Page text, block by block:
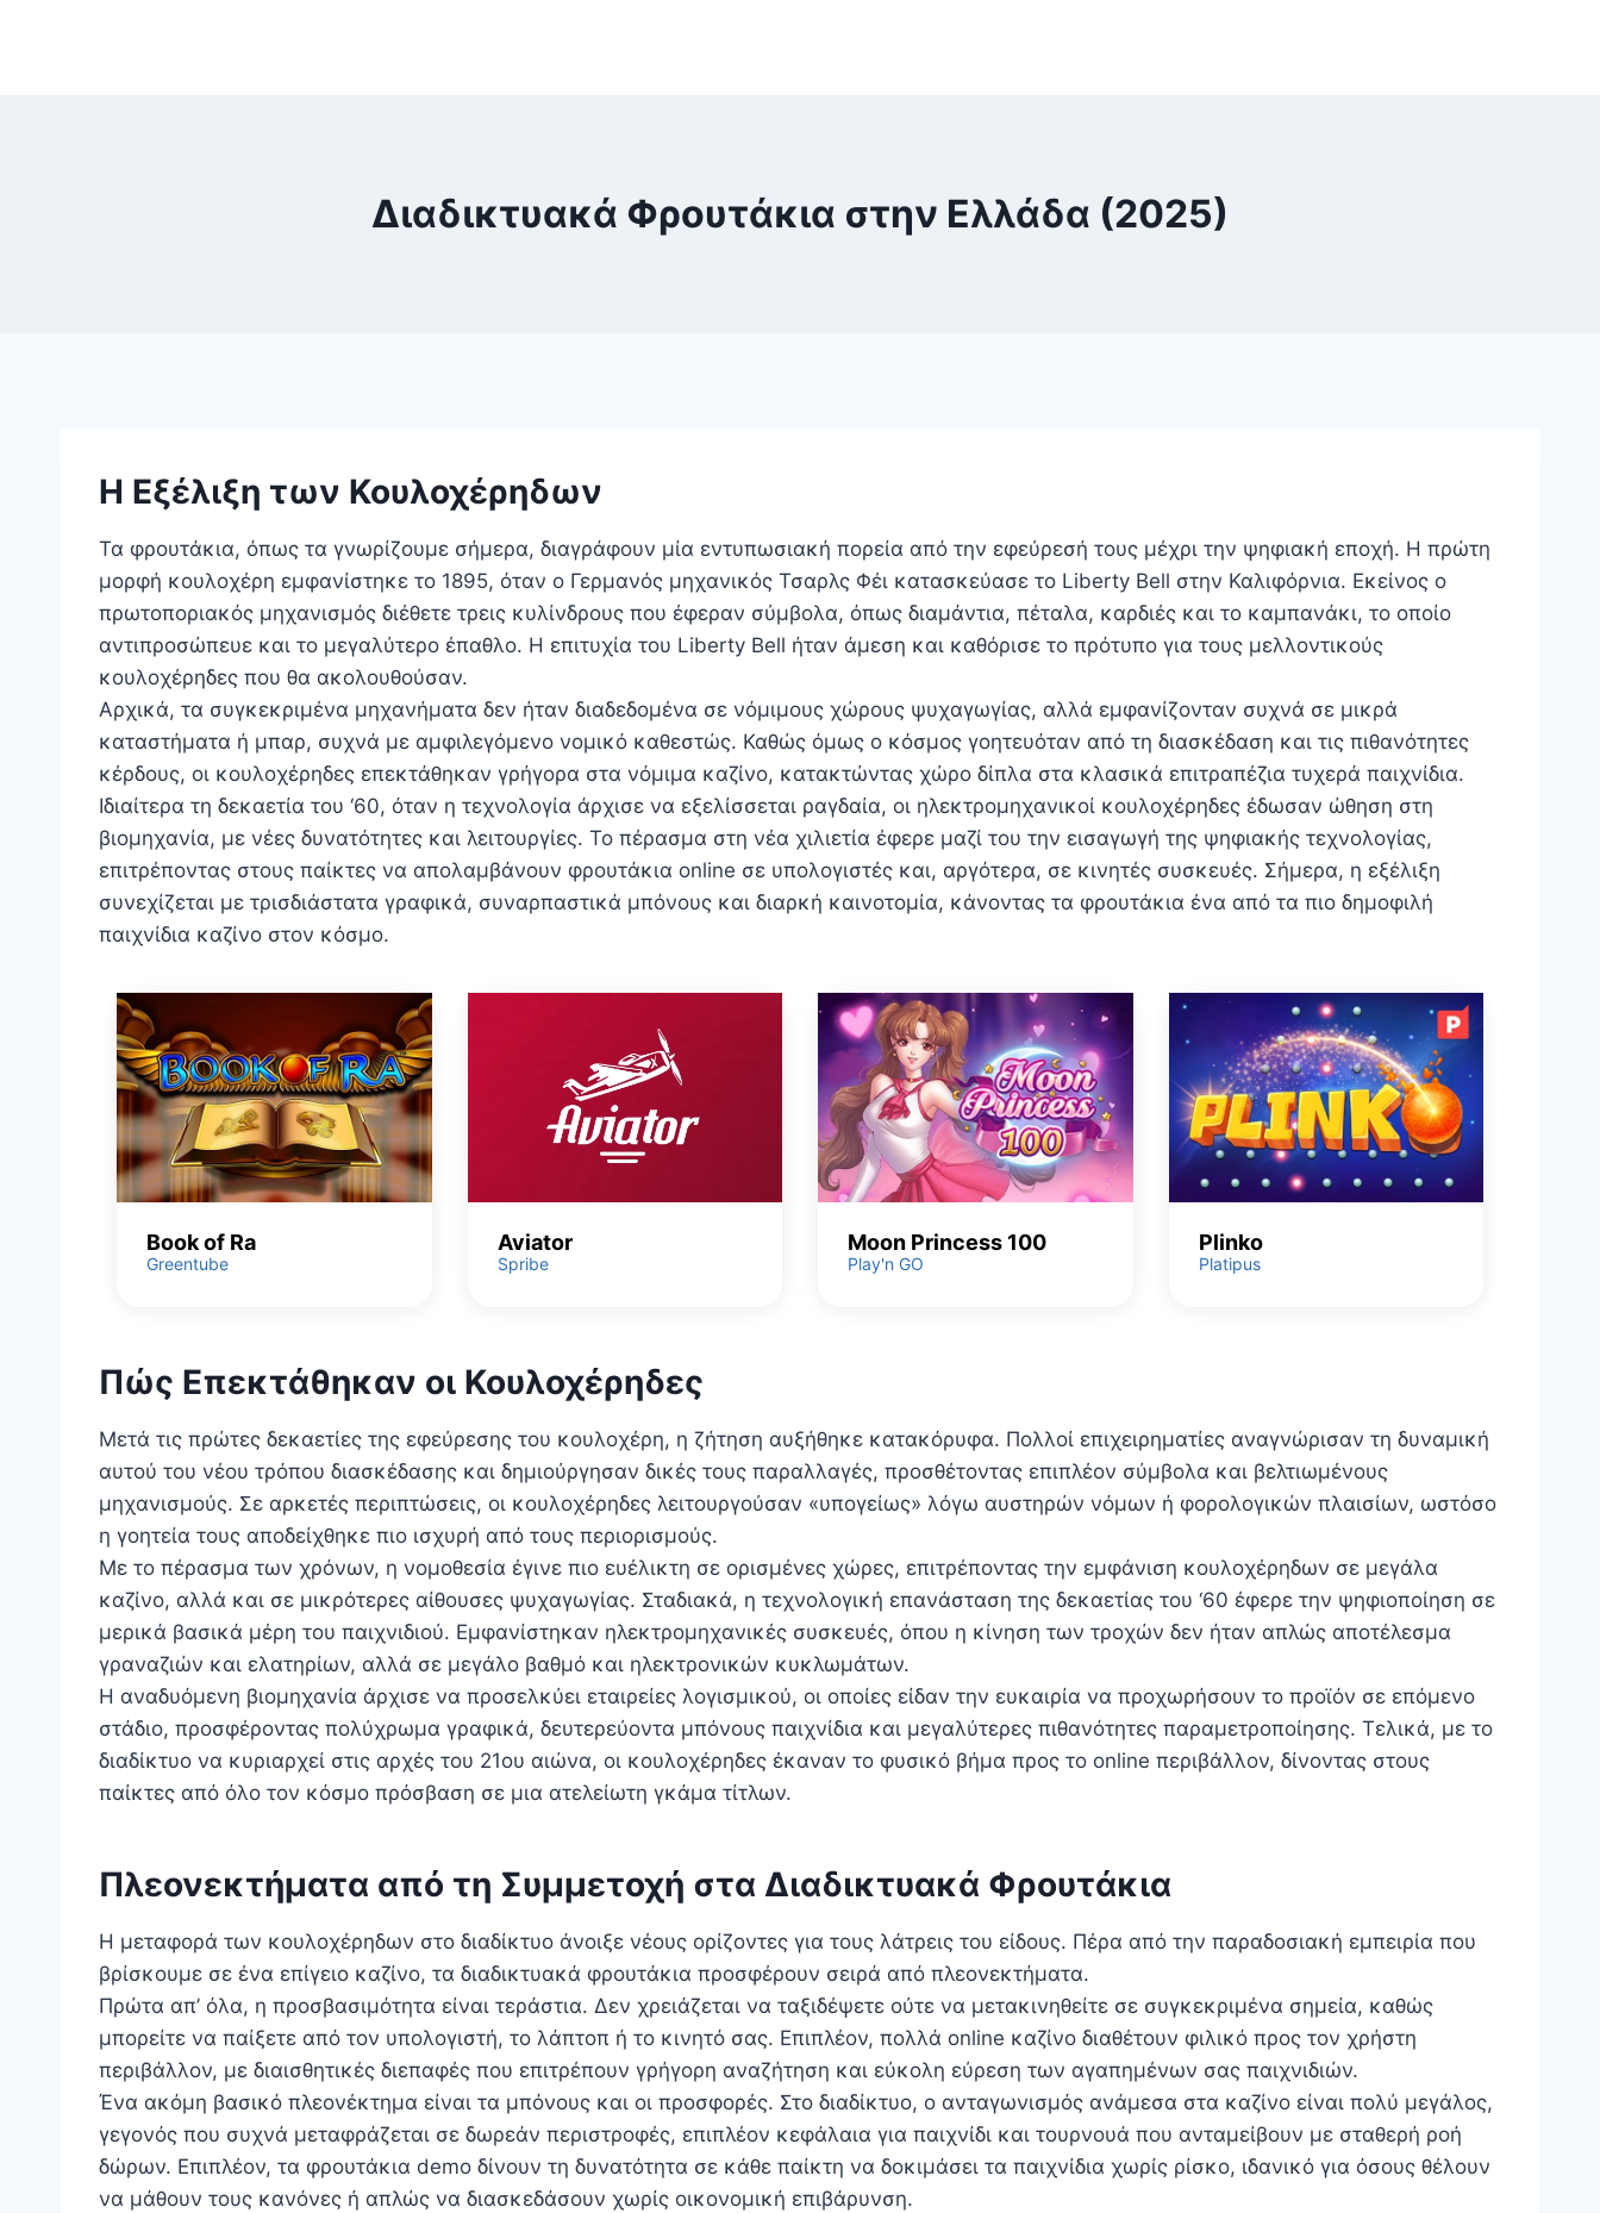
Διαδικτυακά Φρουτάκια στην Ελλάδα (2025)
Η Εξέλιξη των Κουλοχέρηδων
Τα φρουτάκια, όπως τα γνωρίζουμε σήμερα, διαγράφουν μία εντυπωσιακή πορεία από την εφεύρεσή τους μέχρι την ψηφιακή εποχή. Η πρώτη
μορφή κουλοχέρη εμφανίστηκε το 1895, όταν ο Γερμανός μηχανικός Τσαρλς Φέι κατασκεύασε το Liberty Bell στην Καλιφόρνια. Εκείνος ο
πρωτοποριακός μηχανισμός διέθετε τρεις κυλίνδρους που έφεραν σύμβολα, όπως διαμάντια, πέταλα, καρδιές και το καμπανάκι, το οποίο
αντιπροσώπευε και το μεγαλύτερο έπαθλο. Η επιτυχία του Liberty Bell ήταν άμεση και καθόρισε το πρότυπο για τους μελλοντικούς
κουλοχέρηδες που θα ακολουθούσαν.
Αρχικά, τα συγκεκριμένα μηχανήματα δεν ήταν διαδεδομένα σε νόμιμους χώρους ψυχαγωγίας, αλλά εμφανίζονταν συχνά σε μικρά
καταστήματα ή μπαρ, συχνά με αμφιλεγόμενο νομικό καθεστώς. Καθώς όμως ο κόσμος γοητευόταν από τη διασκέδαση και τις πιθανότητες
κέρδους, οι κουλοχέρηδες επεκτάθηκαν γρήγορα στα νόμιμα καζίνο, κατακτώντας χώρο δίπλα στα κλασικά επιτραπέζια τυχερά παιχνίδια.
Ιδιαίτερα τη δεκαετία του ‘60, όταν η τεχνολογία άρχισε να εξελίσσεται ραγδαία, οι ηλεκτρομηχανικοί κουλοχέρηδες έδωσαν ώθηση στη
βιομηχανία, με νέες δυνατότητες και λειτουργίες. Το πέρασμα στη νέα χιλιετία έφερε μαζί του την εισαγωγή της ψηφιακής τεχνολογίας,
επιτρέποντας στους παίκτες να απολαμβάνουν φρουτάκια online σε υπολογιστές και, αργότερα, σε κινητές συσκευές. Σήμερα, η εξέλιξη
συνεχίζεται με τρισδιάστατα γραφικά, συναρπαστικά μπόνους και διαρκή καινοτομία, κάνοντας τα φρουτάκια ένα από τα πιο δημοφιλή
παιχνίδια καζίνο στον κόσμο.
Book of Ra
Greentube
Aviator
Spribe
Moon Princess 100
Play'n GO
Plinko
Platipus
Πώς Επεκτάθηκαν οι Κουλοχέρηδες
Μετά τις πρώτες δεκαετίες της εφεύρεσης του κουλοχέρη, η ζήτηση αυξήθηκε κατακόρυφα. Πολλοί επιχειρηματίες αναγνώρισαν τη δυναμική
αυτού του νέου τρόπου διασκέδασης και δημιούργησαν δικές τους παραλλαγές, προσθέτοντας επιπλέον σύμβολα και βελτιωμένους
μηχανισμούς. Σε αρκετές περιπτώσεις, οι κουλοχέρηδες λειτουργούσαν «υπογείως» λόγω αυστηρών νόμων ή φορολογικών πλαισίων, ωστόσο
η γοητεία τους αποδείχθηκε πιο ισχυρή από τους περιορισμούς.
Με το πέρασμα των χρόνων, η νομοθεσία έγινε πιο ευέλικτη σε ορισμένες χώρες, επιτρέποντας την εμφάνιση κουλοχέρηδων σε μεγάλα
καζίνο, αλλά και σε μικρότερες αίθουσες ψυχαγωγίας. Σταδιακά, η τεχνολογική επανάσταση της δεκαετίας του ‘60 έφερε την ψηφιοποίηση σε
μερικά βασικά μέρη του παιχνιδιού. Εμφανίστηκαν ηλεκτρομηχανικές συσκευές, όπου η κίνηση των τροχών δεν ήταν απλώς αποτέλεσμα
γραναζιών και ελατηρίων, αλλά σε μεγάλο βαθμό και ηλεκτρονικών κυκλωμάτων.
Η αναδυόμενη βιομηχανία άρχισε να προσελκύει εταιρείες λογισμικού, οι οποίες είδαν την ευκαιρία να προχωρήσουν το προϊόν σε επόμενο
στάδιο, προσφέροντας πολύχρωμα γραφικά, δευτερεύοντα μπόνους παιχνίδια και μεγαλύτερες πιθανότητες παραμετροποίησης. Τελικά, με το
διαδίκτυο να κυριαρχεί στις αρχές του 21ου αιώνα, οι κουλοχέρηδες έκαναν το φυσικό βήμα προς το online περιβάλλον, δίνοντας στους
παίκτες από όλο τον κόσμο πρόσβαση σε μια ατελείωτη γκάμα τίτλων.
Πλεονεκτήματα από τη Συμμετοχή στα Διαδικτυακά Φρουτάκια
Η μεταφορά των κουλοχέρηδων στο διαδίκτυο άνοιξε νέους ορίζοντες για τους λάτρεις του είδους. Πέρα από την παραδοσιακή εμπειρία που
βρίσκουμε σε ένα επίγειο καζίνο, τα διαδικτυακά φρουτάκια προσφέρουν σειρά από πλεονεκτήματα.
Πρώτα απ’ όλα, η προσβασιμότητα είναι τεράστια. Δεν χρειάζεται να ταξιδέψετε ούτε να μετακινηθείτε σε συγκεκριμένα σημεία, καθώς
μπορείτε να παίξετε από τον υπολογιστή, το λάπτοπ ή το κινητό σας. Επιπλέον, πολλά online καζίνο διαθέτουν φιλικό προς τον χρήστη
περιβάλλον, με διαισθητικές διεπαφές που επιτρέπουν γρήγορη αναζήτηση και εύκολη εύρεση των αγαπημένων σας παιχνιδιών.
Ένα ακόμη βασικό πλεονέκτημα είναι τα μπόνους και οι προσφορές. Στο διαδίκτυο, ο ανταγωνισμός ανάμεσα στα καζίνο είναι πολύ μεγάλος,
γεγονός που συχνά μεταφράζεται σε δωρεάν περιστροφές, επιπλέον κεφάλαια για παιχνίδι και τουρνουά που ανταμείβουν με σταθερή ροή
δώρων. Επιπλέον, τα φρουτάκια demo δίνουν τη δυνατότητα σε κάθε παίκτη να δοκιμάσει τα παιχνίδια χωρίς ρίσκο, ιδανικό για όσους θέλουν
να μάθουν τους κανόνες ή απλώς να διασκεδάσουν χωρίς οικονομική επιβάρυνση.